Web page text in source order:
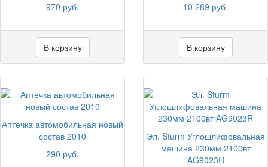
970 руб.
В корзину
10 289 руб.
В корзину
Аптечка автомобильная новый
состав 2010
290 руб.
Эл. Sturm Углошлифовальная
машина 230мм 2100вт
AG9023R